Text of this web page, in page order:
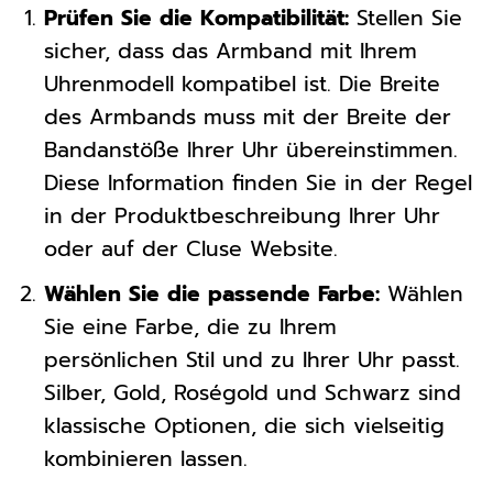
Prüfen Sie die Kompatibilität:Stellen Sie
sicher, dass das Armband mit Ihrem
Uhrenmodell kompatibel ist. Die Breite
des Armbands muss mit der Breite der
Bandanstöße Ihrer Uhr übereinstimmen.
Diese Information finden Sie in der Regel
in der Produktbeschreibung Ihrer Uhr
oder auf der Cluse Website.
Wählen Sie die passende Farbe:Wählen
Sie eine Farbe, die zu Ihrem
persönlichen Stil und zu Ihrer Uhr passt.
Silber, Gold, Roségold und Schwarz sind
klassische Optionen, die sich vielseitig
kombinieren lassen.